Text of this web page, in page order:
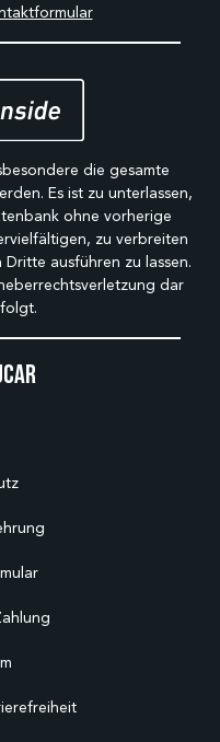
die gesamte
Es ist zu unterlassen,
ohne vorherige
zu verbreiten
ausführen zu lassen.
dar